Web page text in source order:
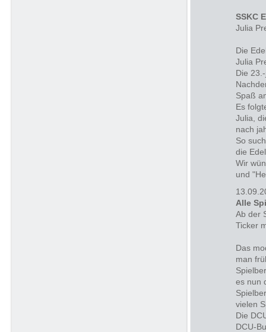
SSKC
Julia
Die
Julia
Die
Spaß
Es
Julia,
nach
So
die
Wir
und
Alle
Ab der
Ticker
Das
man
es nun
vielen
Die
DCU-